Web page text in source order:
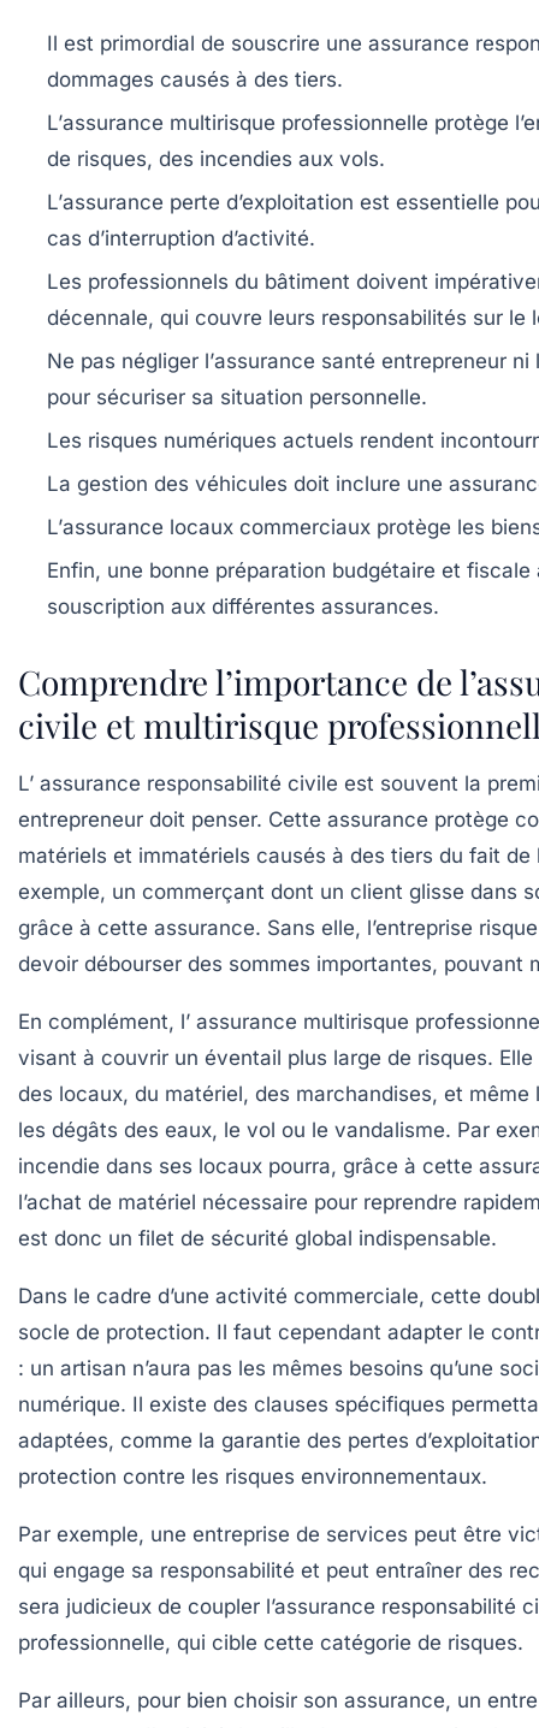
Il est primordial de souscrire une assurance
dommages causés à des tiers.
L’assurance multirisque professionnelle protège
de risques, des incendies aux vols.
L’assurance perte d’exploitation est essentielle
cas d’interruption d’activité.
Les professionnels du bâtiment doivent
décennale, qui couvre leurs responsabilités sur le
Ne pas négliger l’assurance santé entrepreneur ni
pour sécuriser sa situation personnelle.
Les risques numériques actuels rendent
La gestion des véhicules doit inclure une
L’assurance locaux commerciaux protège les
Enfin, une bonne préparation budgétaire et
souscription aux différentes assurances.
Comprendre l’importance de
civile et multirisque
L’ assurance responsabilité civile est souvent la
entrepreneur doit penser. Cette assurance protège
matériels et immatériels causés à des tiers du fait de
exemple, un commerçant dont un client glisse dans
grâce à cette assurance. Sans elle, l’entreprise
devoir débourser des sommes importantes, pouvant
En complément, l’ assurance multirisque
visant à couvrir un éventail plus large de risques.
des locaux, du matériel, des marchandises, et
les dégâts des eaux, le vol ou le vandalisme. Par
incendie dans ses locaux pourra, grâce à cette
l’achat de matériel nécessaire pour reprendre
est donc un filet de sécurité global indispensable.
Dans le cadre d’une activité commerciale, cette
socle de protection. Il faut cependant adapter le
: un artisan n’aura pas les mêmes besoins qu’une
numérique. Il existe des clauses spécifiques
adaptées, comme la garantie des pertes
protection contre les risques environnementaux.
Par exemple, une entreprise de services peut être
qui engage sa responsabilité et peut entraîner des
sera judicieux de coupler l’assurance responsabilité
professionnelle, qui cible cette catégorie de risques.
Par ailleurs, pour bien choisir son assurance, un